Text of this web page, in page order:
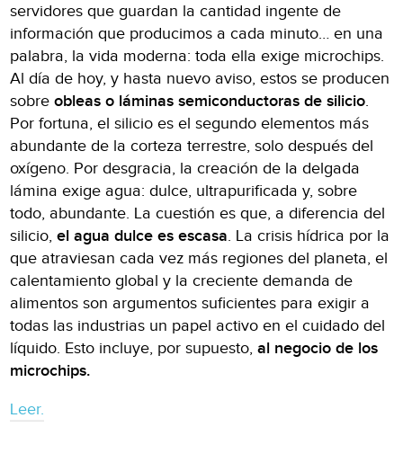
servidores que guardan la cantidad ingente de
información que producimos a cada minuto… en una
palabra, la vida moderna: toda ella exige microchips.
Al día de hoy, y hasta nuevo aviso, estos se producen
sobreobleas o láminas semiconductoras de silicio.
Por fortuna, el silicio es el segundo elementos más
abundante de la corteza terrestre, solo después del
oxígeno. Por desgracia, la creación de la delgada
lámina exige agua: dulce, ultrapurificada y, sobre
todo, abundante. La cuestión es que, a diferencia del
silicio,el agua dulce es escasa. La crisis hídrica por la
que atraviesan cada vez más regiones del planeta, el
calentamiento global y la creciente demanda de
alimentos son argumentos suficientes para exigir a
todas las industrias un papel activo en el cuidado del
líquido. Esto incluye, por supuesto,al negocio de los
microchips.
Leer.